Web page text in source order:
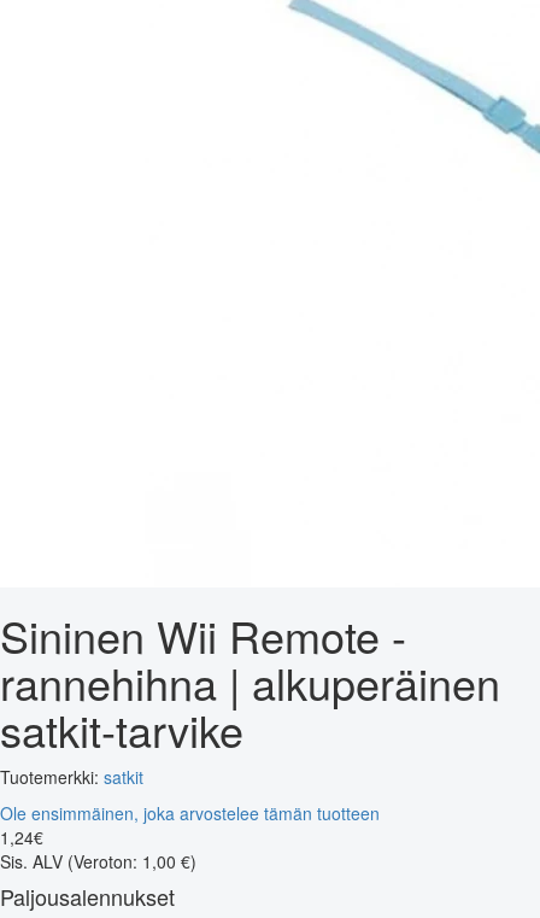
Sininen Wii Remote -
rannehihna | alkuperäinen
satkit-tarvike
Tuotemerkki: satkit
Ole ensimmäinen, joka arvostelee tämän tuotteen
1 ,24€
Sis. ALV (Veroton: 1,00 €)
Paljousalennukset